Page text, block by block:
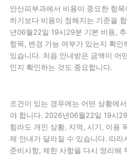
안산피부과에서 비용이 중요한 항
하기보다 비용이 정해지는 기준을
년06월22일 19시29분 기본 비용,
항목, 변경 가능 여부가 있는지 확인
있습니다. 처음 안내받은 금액이 어
인지 확인하는 것도 중요합니다.
조건이 있는 경우에는 어떤 상황에
야 합니다. 2026년06월22일 19시
힘라도 개인 상황, 지역, 시기, 이용
제 안내가 달라질 수 있습니다. 따라
준비사항, 제한 사항을 다시 정리해